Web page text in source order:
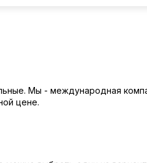
Мы - международная
цене.